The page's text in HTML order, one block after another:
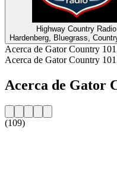
Highway Country Radio
Hardenberg, Bluegrass,
Acerca de Gator Country
Acerca de Gator Country
Acerca de Gator
(109)